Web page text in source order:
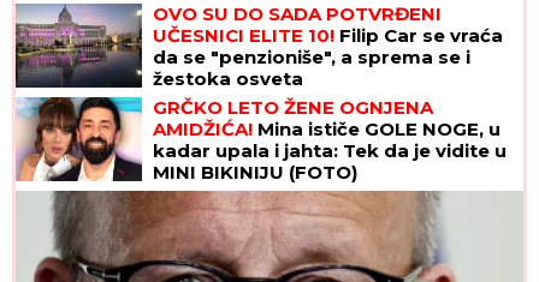
OVO SU DO SADA POTVRĐENI
UČESNICI ELITE 10! Filip Car se vraća
da se "penzioniše", a sprema se i
žestoka osveta
GRČKO LETO ŽENE OGNJENA
AMIDŽIĆA! Mina ističe GOLE NOGE, u
kadar upala i jahta: Tek da je vidite u
MINI BIKINIJU (FOTO)